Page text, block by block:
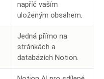
napříč vaším
uloženým obsahem.
Jedná přímo na
stránkách a
databázích Notion.